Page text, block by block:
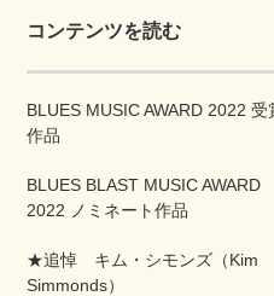
コンテンツを読む
BLUES MUSIC AWARD 2022 受
作品
BLUES BLAST MUSIC AWARD
2022 ノミネート作品
★追悼 キム・シモンズ（Kim
Simmonds）